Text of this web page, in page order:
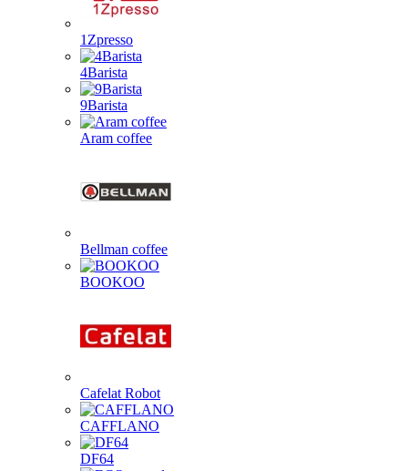
1Zpresso
4Barista
9Barista
Aram coffee
Bellman coffee
BOOKOO
Cafelat Robot
CAFFLANO
DF64